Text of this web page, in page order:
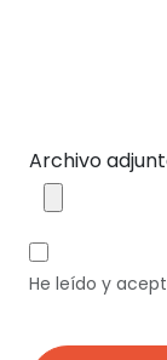
Archivo
He leído y